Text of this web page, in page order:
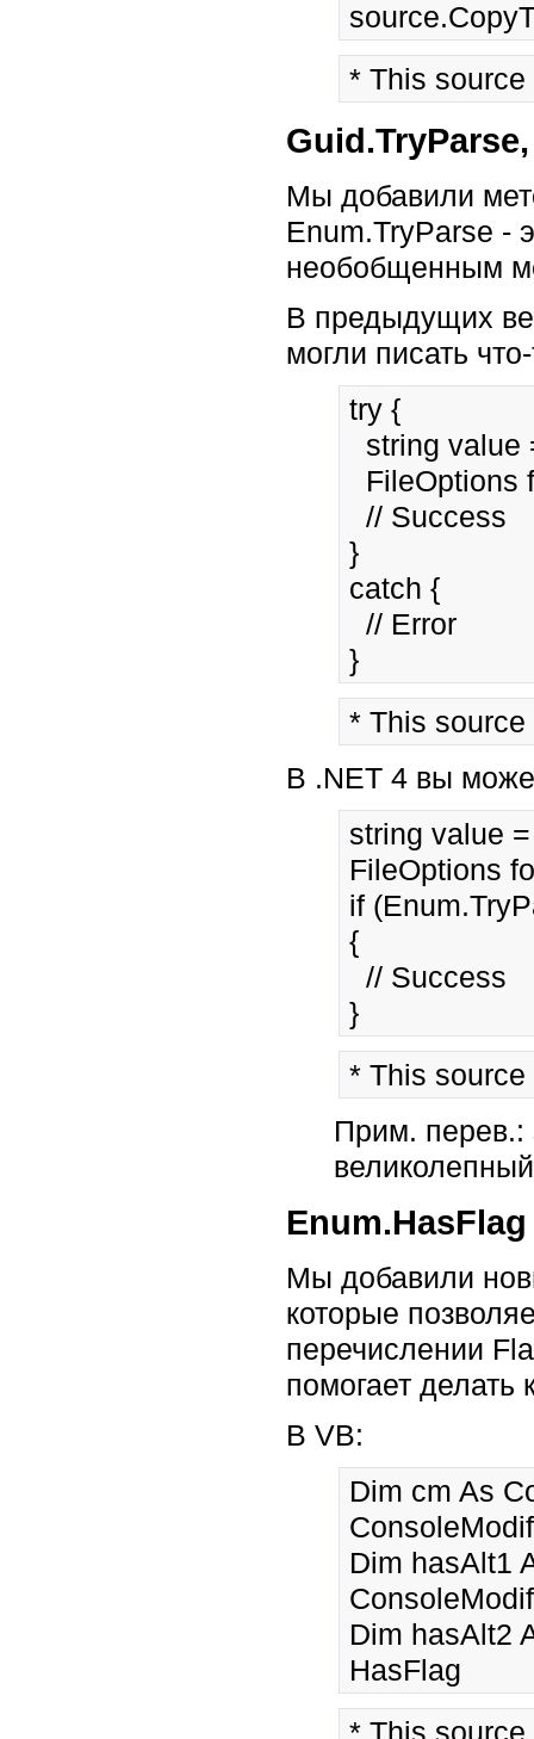
* This
Мы добавили
Enum.TryParse -
необобщенным
В предыдущих
могли писать
try {
string value
FileOptions
// Success
}
catch {
// Error
* This
В .NET 4 вы
string value
FileOptions
if
{
// Success
* This
Прим. перев.:
Enum.HasFlag
Мы добавили
которые
перечислении
помогает
В VB:
Dim cm As
Dim hasAlt1
Dim hasAlt2
* This